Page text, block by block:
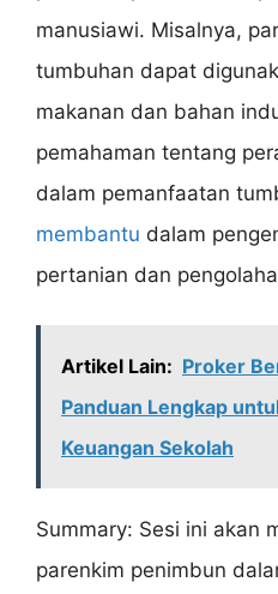
manusiawi. Misalnya,
tumbuhan dapat
makanan dan bahan
pemahaman tentang
dalam pemanfaatan
membantu dalam
pertanian dan
Artikel Lain: Proker
Panduan Lengkap
Keuangan Sekolah
Summary: Sesi ini akan
parenkim penimbun